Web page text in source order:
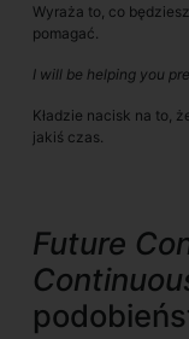
Wyraża to, co
pomagać.
I will be helping you
Kładzie nacisk na to,
jakiś czas.
Future